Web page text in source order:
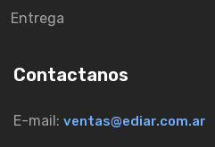
Entrega
Contactanos
E-mail: ventas@ediar.com.ar